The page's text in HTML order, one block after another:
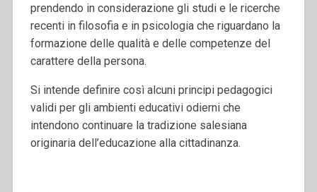
prendendo in considerazione gli studi e le ricerche
recenti in filosofia e in psicologia che riguardano la
formazione delle qualità e delle competenze del
carattere della persona.
Si intende definire così alcuni principi pedagogici
validi per gli ambienti educativi odierni che
intendono continuare la tradizione salesiana
originaria dell’educazione alla cittadinanza.